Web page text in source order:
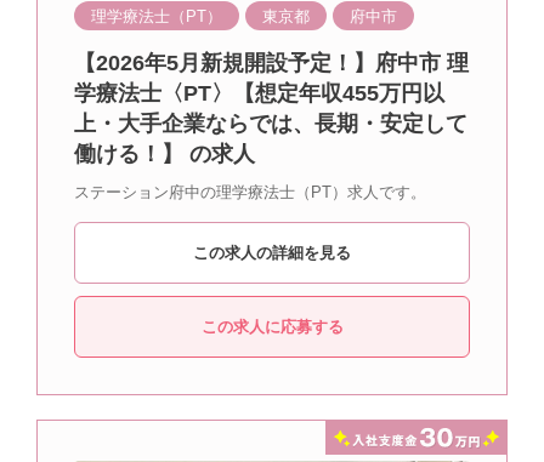
理学療法士（PT） 東京都 府中市
【2026年5月新規開設予定！】府中市 理
学療法士〈PT〉【想定年収455万円以
上・大手企業ならでは、長期・安定して
働ける！】 の求人
ステーション府中の理学療法士（PT）求人です。
この求人の詳細を見る
この求人に応募する